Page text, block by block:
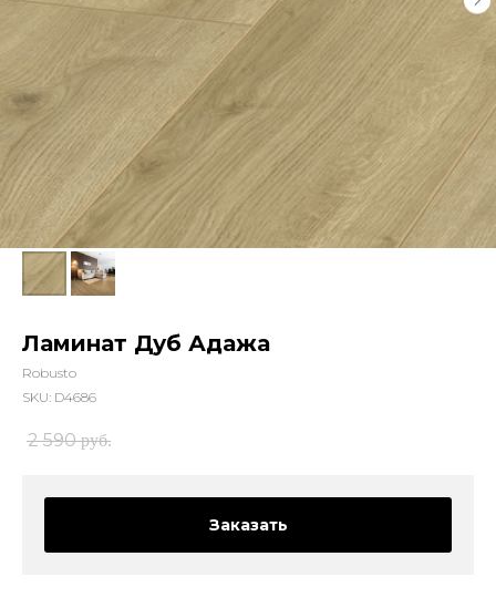
Ламинат Дуб Адажа
Robusto
SKU: D4686
2 590 руб.
Заказать